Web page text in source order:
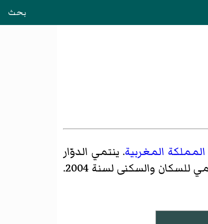
بحث
المملكة المغربية. ينتمي الدوّار